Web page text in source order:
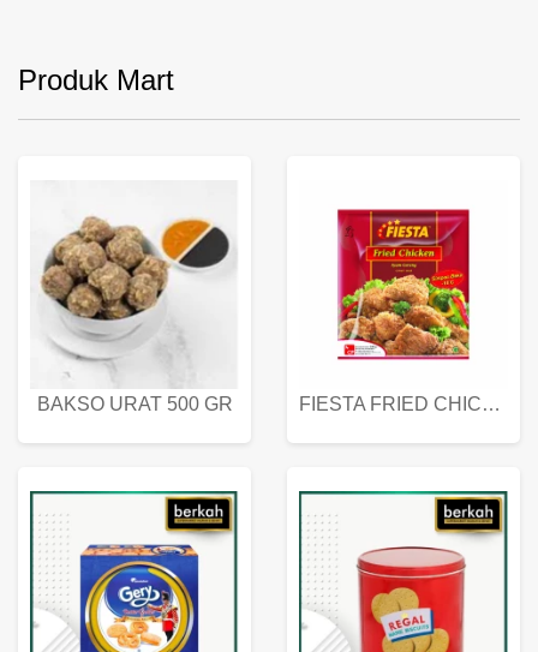
Produk Mart
BAKSO URAT 500 GR FIESTA FRIED CHICKEN 500 GR